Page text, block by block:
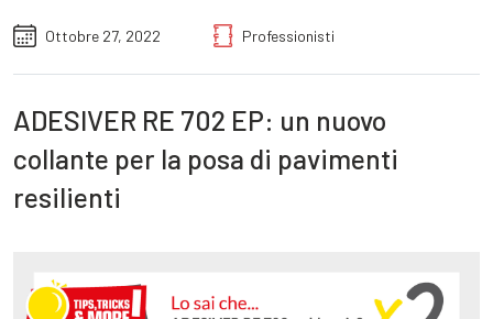
Ottobre 27, 2022 Professionisti
ADESIVER RE 702 EP: un nuovo
collante per la posa di pavimenti
resilienti